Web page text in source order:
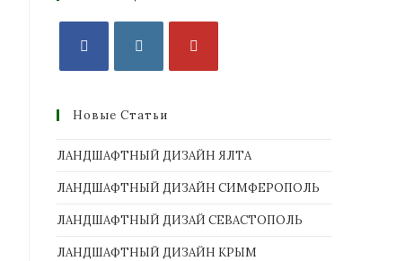
Новые Статьи
ЛАНДШАФТНЫЙ ДИЗАЙН ЯЛТА
ЛАНДШАФТНЫЙ ДИЗАЙН СИМФЕРОПОЛЬ
ЛАНДШАФТНЫЙ ДИЗАЙ СЕВАСТОПОЛЬ
ЛАНДШАФТНЫЙ ДИЗАЙН КРЫМ